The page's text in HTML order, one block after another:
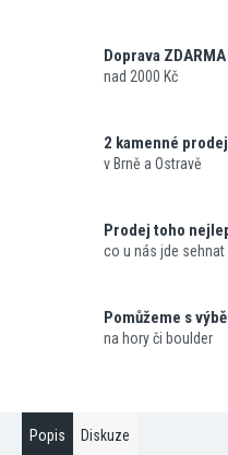
Doprava ZDARMA
nad 2000 Kč
2 kamenné
v Brně a Ostravě
Prodej toho
co u nás jde sehnat
Pomůžeme s
na hory či boulder
Popis Diskuze